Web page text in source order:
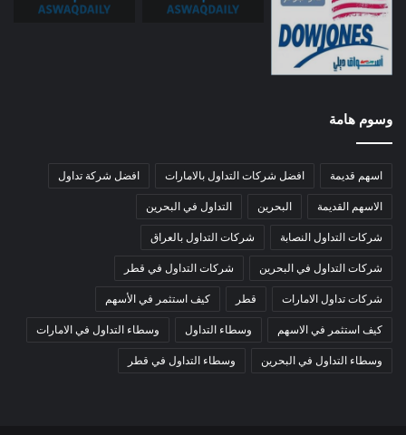
وسوم هامة
اسهم قديمة افضل شركات التداول بالامارات افضل شركة تداول
الاسهم القديمة البحرين التداول في البحرين
شركات التداول النصابة شركات التداول بالعراق
شركات التداول في البحرين شركات التداول في قطر
شركات تداول الامارات قطر كيف استثمر في الأسهم
كيف استثمر في الاسهم وسطاء التداول وسطاء التداول في الامارات
وسطاء التداول في البحرين وسطاء التداول في قطر